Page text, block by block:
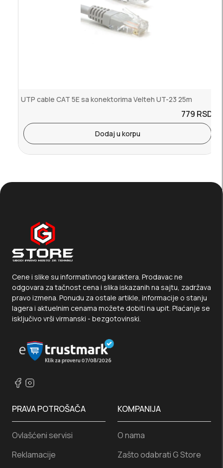
UTP cable CAT 5E sa konektorima Velteh UT-23 25m
779 RSD.
Dodaj u korpu
Cene i slike su informativnog karaktera. Prodavac ne
odgovara za tačnost cena i slika iskazanih na sajtu, zadržava
pravo izmena. Ponudu za ostale artikle, informacije o stanju
lagera i aktuelnim cenama možete dobiti na upit. Plaćanje se
isključivo vrši virmanski - bezgotovinski.
PRAVA POTROŠAČA
Ovlašćeni servisi
Reklamacije
KOMPANIJA
O nama
Zašto odabrati G Store